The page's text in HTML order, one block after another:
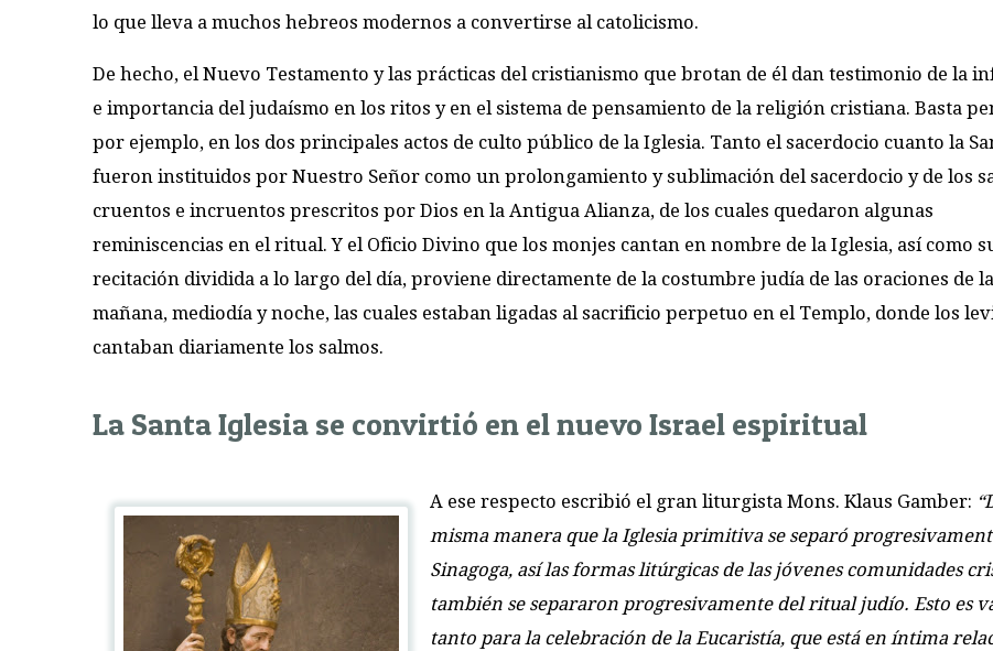
lo que lleva a muchos hebreos modernos a convertirse al catolicismo.
De hecho, el Nuevo Testamento y las prácticas del cristianismo que brotan de él dan testimonio de la
e importancia del judaísmo en los ritos y en el sistema de pensamiento de la religión cristiana. Basta
por ejemplo, en los dos principales actos de culto público de la Iglesia. Tanto el sacerdocio cuanto la
fueron instituidos por Nuestro Señor como un prolongamiento y sublimación del sacerdocio y de los
cruentos e incruentos prescritos por Dios en la Antigua Alianza, de los cuales quedaron algunas
reminiscencias en el ritual. Y el Oficio Divino que los monjes cantan en nombre de la Iglesia, así como
recitación dividida a lo largo del día, proviene directamente de la costumbre judía de las oraciones de la
mañana, mediodía y noche, las cuales estaban ligadas al sacrificio perpetuo en el Templo, donde los
cantaban diariamente los salmos.
La Santa Iglesia se convirtió en el nuevo Israel espiritual
A ese respecto escribió el gran liturgista Mons. Klaus Gamber:
misma manera que la Iglesia primitiva se separó
Sinagoga, así las formas litúrgicas de las jóvenes comunidades
también se separaron progresivamente del ritual judío. Esto es
tanto para la celebración de la Eucaristía, que está en íntima